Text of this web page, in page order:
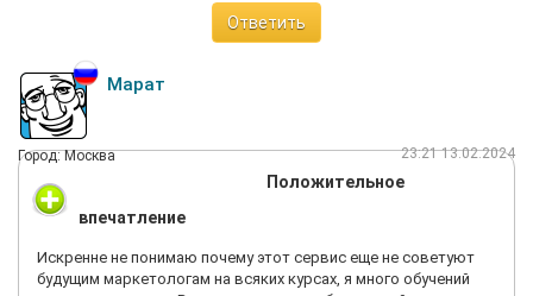
Ответить
Марат
Город: Москва 23:21 13.02.2024
Положительное
впечатление
Искренне не понимаю почему этот сервис еще не советуют
будущим маркетологам на всяких курсах, я много обучений